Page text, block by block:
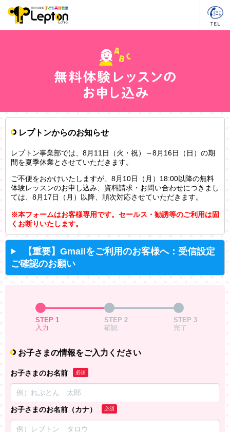
レプトンからのお知らせ
レプトン事業部では、8月11日（火・祝）～8月16日（日）の期
間を夏季休業とさせていただきます。
ご不便をおかけいたしますが、8月10日（月）18:00以降の無料
体験レッスンのお申し込み、資料請求・お問い合わせにつきまし
ては、8月17日（月）以降、順次対応させていただきます。
※本フォームはお客様専用です。セールス・勧誘等のご利用は固
くお断りいたします。
【重要】Gmailをご利用のお客様へ：受信設定
ご確認のお願い
STEP 1
入力
STEP 2
確認
STEP 3
完了
お子さまの情報をご入力ください
お子さまのお名前 必須
お子さまのお名前（カナ） 必須